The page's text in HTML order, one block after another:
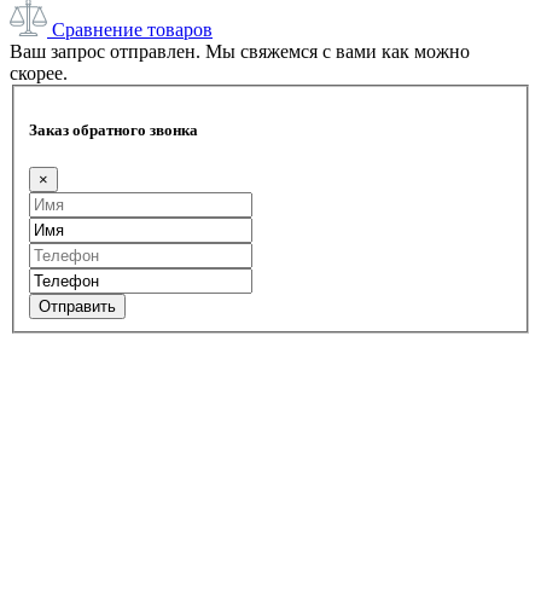
Сравнение товаров
Ваш запрос отправлен. Мы свяжемся с вами как можно
скорее.
Заказ обратного звонка
×
Отправить